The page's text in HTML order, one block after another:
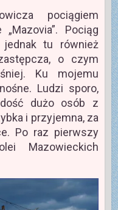
pociągiem
Pociąg
tu również
o czym
Ku mojemu
Ludzi sporo,
dużo osób z
i przyjemna, za
Po raz pierwszy
Mazowieckich